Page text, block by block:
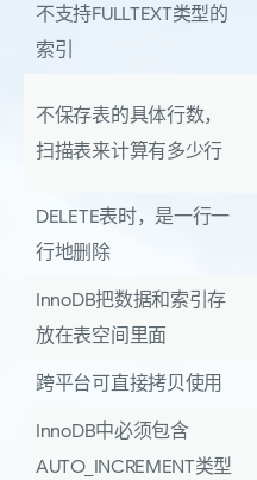
不支持FULLTEXT类型的
索引
不保存表的具体行数，
扫描表来计算有多少行
DELETE表时，是一行一
行地删除
InnoDB把数据和索引存
放在表空间里面
跨平台可直接拷贝使用
InnoDB中必须包含
AUTO_INCREMENT类型